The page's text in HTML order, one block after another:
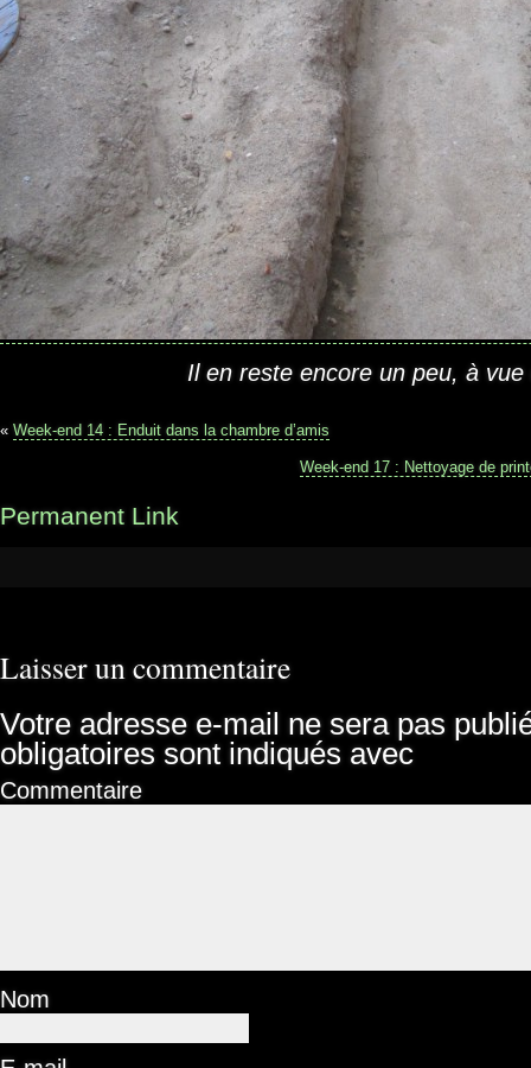
Il en reste encore un peu, à vue
« Week-end 14 : Enduit dans la chambre d’amis
Week-end 17 : Nettoyage de
Permanent Link
Laisser un commentaire
Votre adresse e-mail ne sera pas
obligatoires sont indiqués avec
Commentaire
Nom